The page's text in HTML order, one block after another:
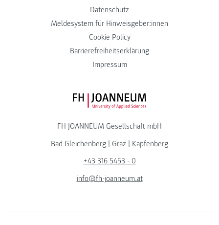
Datenschutz
Meldesystem für Hinweisgeber:innen
Cookie Policy
Barrierefreiheitserklärung
Impressum
FH JOANNEUM Logo
FH JOANNEUM Gesellschaft mbH
Bad Gleichenberg | Graz | Kapfenberg
+43 316 5453 - 0
info@fh-joanneum.at